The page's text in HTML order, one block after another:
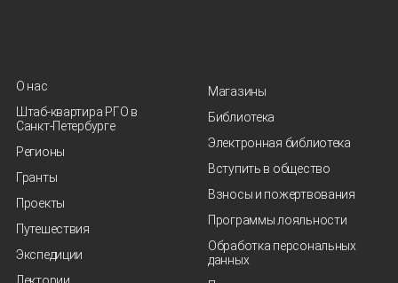
О нас
Штаб-квартира РГО в
Санкт‑Петербурге
Регионы
Гранты
Проекты
Путешествия
Экспедиции
Магазины
Библиотека
Электронная библиотека
Вступить в общество
Взносы и пожертвования
Программы лояльности
Обработка персональных
данных